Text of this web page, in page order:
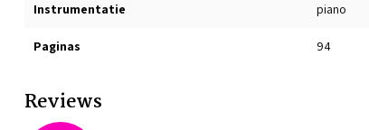
Instrumentatie piano
Paginas 94
Reviews